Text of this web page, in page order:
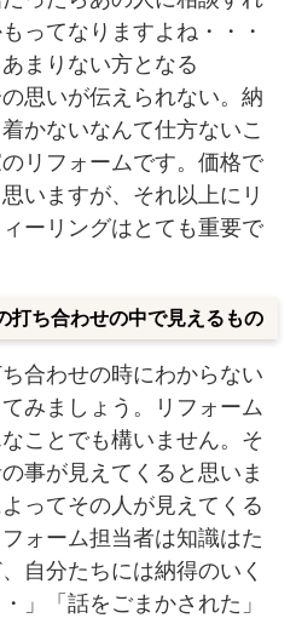
ってなりますよね・・・
まりない方となる
思いが伝えられない。納
かないなんて仕方ないこ
リフォームです。価格で
いますが、それ以上にリ
ーリングはとても重要で
打ち合わせの中で見えるもの
合わせの時にわからない
みましょう。リフォーム
ことでも構いません。そ
事が見えてくると思いま
ってその人が見えてくる
ォーム担当者は知識はた
自分たちには納得のいく
」「話をごまかされた」